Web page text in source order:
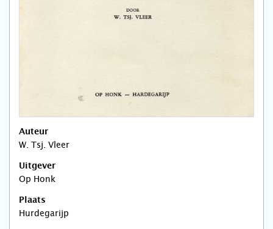
Auteur
W. Tsj. Vleer
Uitgever
Op Honk
Plaats
Hurdegarijp